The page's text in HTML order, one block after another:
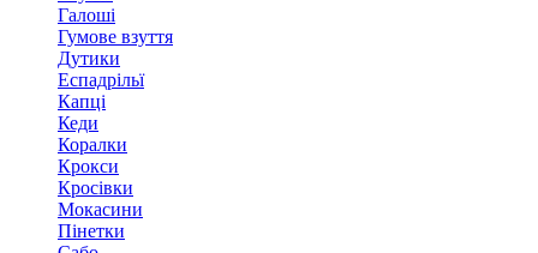
Галоші
Гумове взуття
Дутики
Еспадрільї
Капці
Кеди
Коралки
Крокси
Кросівки
Мокасини
Пінетки